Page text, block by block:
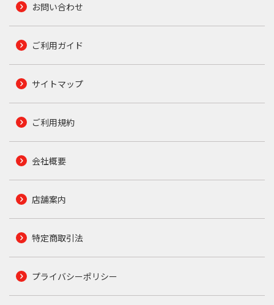
お問い合わせ
ご利用ガイド
サイトマップ
ご利用規約
会社概要
店舗案内
特定商取引法
プライバシーポリシー